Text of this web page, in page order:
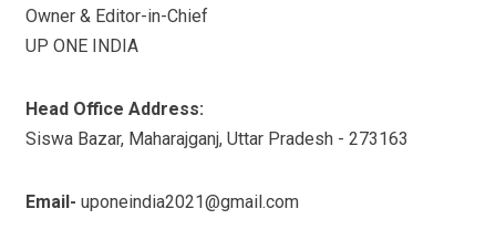
Owner & Editor-in-Chief
UP ONE INDIA
Head Office Address:
Siswa Bazar, Maharajganj, Uttar Pradesh - 273163
Email- uponeindia2021@gmail.com